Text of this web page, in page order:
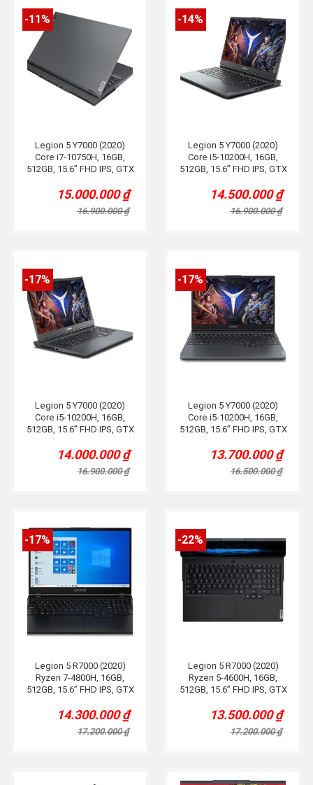
-11%
Legion 5 Y7000 (2020)
Core i7-10750H, 16GB,
512GB, 15.6” FHD IPS, GTX
16.900.000₫
Original
price
was:
15.000.000₫
Current
price
is:
-14%
Legion 5 Y7000 (2020)
Core i5-10200H, 16GB,
512GB, 15.6” FHD IPS, GTX
16.900.000₫
Original
price
was:
14.500.000₫
Current
price
is:
-17%
Legion 5 Y7000 (2020)
Core i5-10200H, 16GB,
512GB, 15.6” FHD IPS, GTX
16.900.000₫
Original
price
was:
14.000.000₫
Current
price
is:
-17%
Legion 5 Y7000 (2020)
Core i5-10200H, 16GB,
512GB, 15.6” FHD IPS, GTX
16.500.000₫
Original
price
was:
13.700.000₫
Current
price
is:
-17%
Legion 5 R7000 (2020)
Ryzen 7-4800H, 16GB,
512GB, 15.6” FHD IPS, GTX
17.200.000₫
Original
price
was:
14.300.000₫
Current
price
is:
-22%
Legion 5 R7000 (2020)
Ryzen 5-4600H, 16GB,
512GB, 15.6” FHD IPS, GTX
17.200.000₫
Original
price
was:
13.500.000₫
Current
price
is: